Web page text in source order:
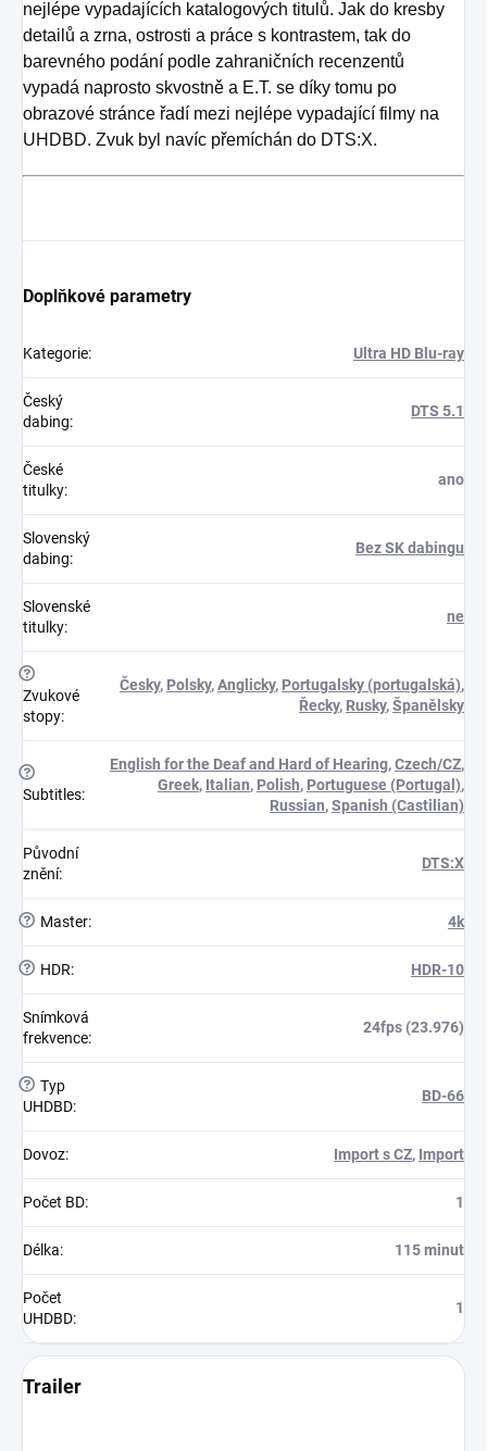
nejlépe vypadajících katalogových titulů. Jak do kresby
detailů a zrna, ostrosti a práce s kontrastem, tak do
barevného podání podle zahraničních recenzentů
vypadá naprosto skvostně a E.T. se díky tomu po
obrazové stránce řadí mezi nejlépe vypadající filmy na
UHDBD. Zvuk byl navíc přemíchán do DTS:X.
Doplňkové parametry
Kategorie: Ultra HD Blu-ray
Český
dabing:
DTS 5.1
České
titulky:
ano
Slovenský
dabing:
Bez SK dabingu
Slovenské
titulky:
ne
?
Zvukové
stopy:
Česky, Polsky,Anglicky, Portugalsky (portugalská),
Řecky, Rusky,Španělsky
?
Subtitles:
English for the Deaf and Hard of Hearing,Czech/CZ,
Greek, Italian, Polish, Portuguese (Portugal),
Russian,Spanish (Castilian)
Původní
znění:
DTS:X
? Master: 4k
? HDR: HDR-10
Snímková
frekvence:
24fps (23.976)
? Typ
UHDBD:
BD-66
Dovoz: Import s CZ, Import
Počet BD: 1
Délka: 115 minut
Počet
UHDBD:
1
Trailer